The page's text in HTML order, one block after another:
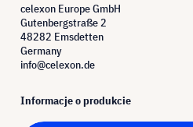
celexon Europe GmbH
Gutenbergstraße 2
48282 Emsdetten
Germany
info@celexon.de
Informacje o produkcie